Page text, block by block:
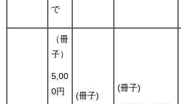
で
（冊
子）
5,00
0円
(冊子)
(冊子)